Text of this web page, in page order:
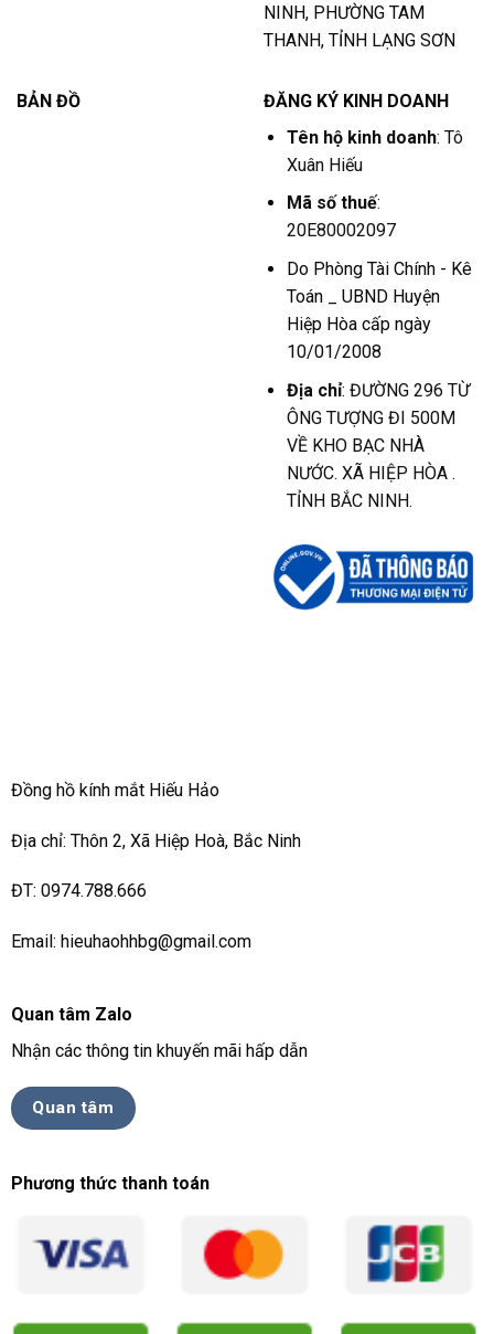
NINH, PHƯỜNG TAM
THANH, TỈNH LẠNG SƠN
BẢN ĐỒ
ĐĂNG KÝ KINH DOANH
Tên hộ kinh doanh: Tô
Xuân Hiếu
Mã số thuế:
20E80002097
Do Phòng Tài Chính - Kê
Toán _ UBND Huyện
Hiệp Hòa cấp ngày
10/01/2008
Địa chỉ: ĐƯỜNG 296 TỪ
ÔNG TƯỢNG ĐI 500M
VỀ KHO BẠC NHÀ
NƯỚC. XÃ HIỆP HÒA .
TỈNH BẮC NINH.
Đồng hồ kính mắt Hiếu Hảo
Địa chỉ: Thôn 2, Xã Hiệp Hoà, Bắc Ninh
ĐT: 0974.788.666
Email: hieuhaohhbg@gmail.com
Quan tâm Zalo
Nhận các thông tin khuyến mãi hấp dẫn
Quan tâm
Phương thức thanh toán